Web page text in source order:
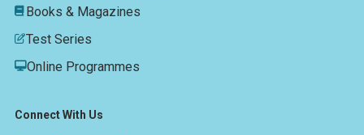
Books & Magazines
Test Series
Online Programmes
Connect With Us